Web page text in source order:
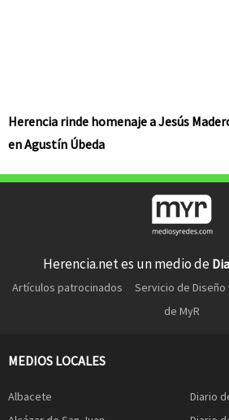
Herencia rinde homenaje a Jesús
en Agustín Úbeda
Herencia.net es un medio de
Artículos patrocinados Servicio de Diseño
de MyR
MEDIOS LOCALES
Albacete
Diario